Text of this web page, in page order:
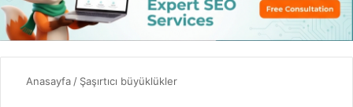
Anasayfa/ Şaşırtıcı büyüklükler